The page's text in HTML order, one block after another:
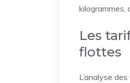
kilogrammes,
Les
flottes
L’analyse